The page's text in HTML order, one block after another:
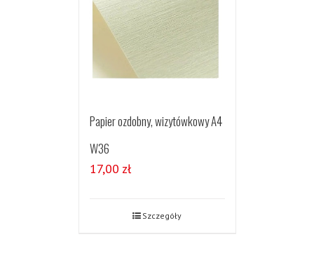
Papier ozdobny, wizytówkowy A4
W36
17,00 zł
Szczegóły